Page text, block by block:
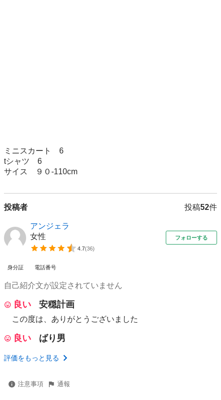
ミニスカート　6
tシャツ　6
サイス　９０-110cm
投稿者 投稿52件
アンジェラ
女性
4.7(36)
フォローする
身分証 電話番号
自己紹介文が設定されていません
良い 安穏計画
この度は、ありがとうございました
良い ばり男
評価をもっと見る
注意事項 通報